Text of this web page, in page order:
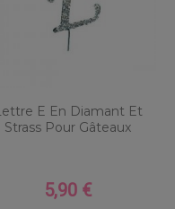
E En Diamant Et
Strass Pour Gâteaux
Prix
5,90 €